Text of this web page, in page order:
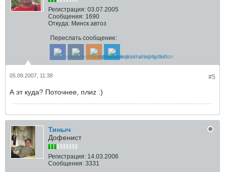
Регистрация: 03.07.2005
Сообщения: 1690
Откуда: Минск автоз
Переслать сообщение:
#5
05.09.2007, 11:38
А эт куда? Поточнее, плиz :)
Тиныч
Дофенист
Регистрация: 14.03.2006
Сообщения: 3331